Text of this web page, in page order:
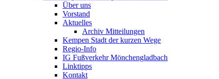
Über uns
Vorstand
Aktuelles
Archiv Mitteilungen
Kempen Stadt der kurzen Wege
Regio-Info
IG Fußverkehr Mönchengladbach
Linktipps
Kontakt